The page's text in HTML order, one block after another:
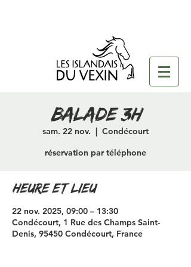
Balade 3H
sam. 22 nov.
  |
Condécourt
réservation par téléphone
Heure et lieu
22 nov. 2025, 09:00 – 13:30
Condécourt, 1 Rue des Champs Saint-
Denis, 95450 Condécourt, France